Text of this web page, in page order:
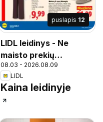
puslapis 12
LIDL leidinys - Ne
maisto prekių
pasiūlymai
08.03 - 2026.08.09
LIDL
Kaina leidinyje